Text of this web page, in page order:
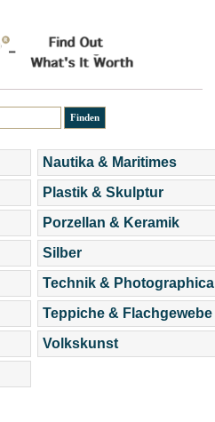
Nautika & Maritimes
Plastik & Skulptur
Porzellan & Keramik
Silber
Technik & Photographica
Teppiche & Flachgewebe
Volkskunst